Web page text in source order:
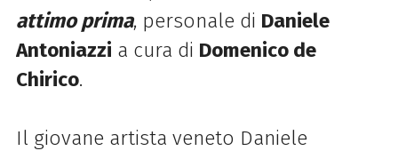
attimo prima, personale di Daniele
Antoniazzi a cura di Domenico de
Chirico.
Il giovane artista veneto Daniele